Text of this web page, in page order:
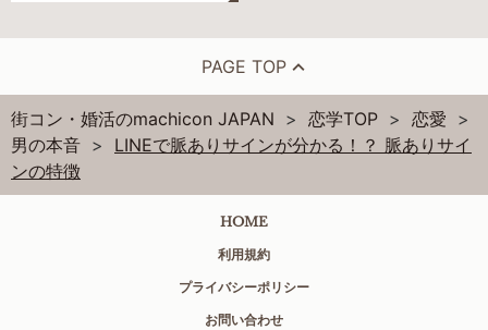
PAGE TOP
街コン・婚活のmachicon JAPAN 恋学TOP
恋愛
男の本音
LINEで脈ありサインが分かる！？ 脈ありサイ
ンの特徴
HOME
利用規約
プライバシーポリシー
お問い合わせ